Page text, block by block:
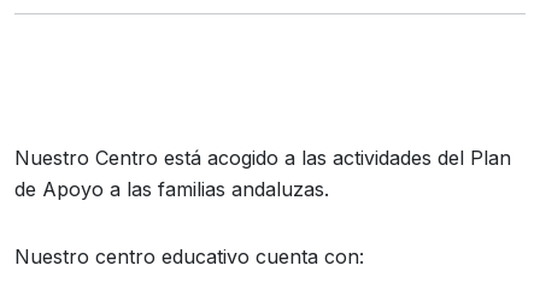
Nuestro Centro está acogido a las actividades del Plan
de Apoyo a las familias andaluzas.
Nuestro centro educativo cuenta con: